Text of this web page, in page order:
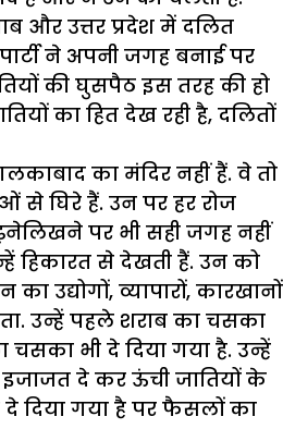
और उत्तर प्रदेश में दलित
ने अपनी जगह बनाई पर
की घुसपैठ इस तरह की हो
का हित देख रही है, दलितों
का मंदिर नहीं हैं. वे तो
घिरे हैं. उन पर हर रोज
पर भी सही जगह नहीं
हिकारत से देखती हैं. उन को
उद्योगों, व्यापारों, कारखानों
उन्हें पहले शराब का चसका
चसका भी दे दिया गया है. उन्हें
दे कर ऊंची जातियों के
दे दिया गया है पर फैसलों का